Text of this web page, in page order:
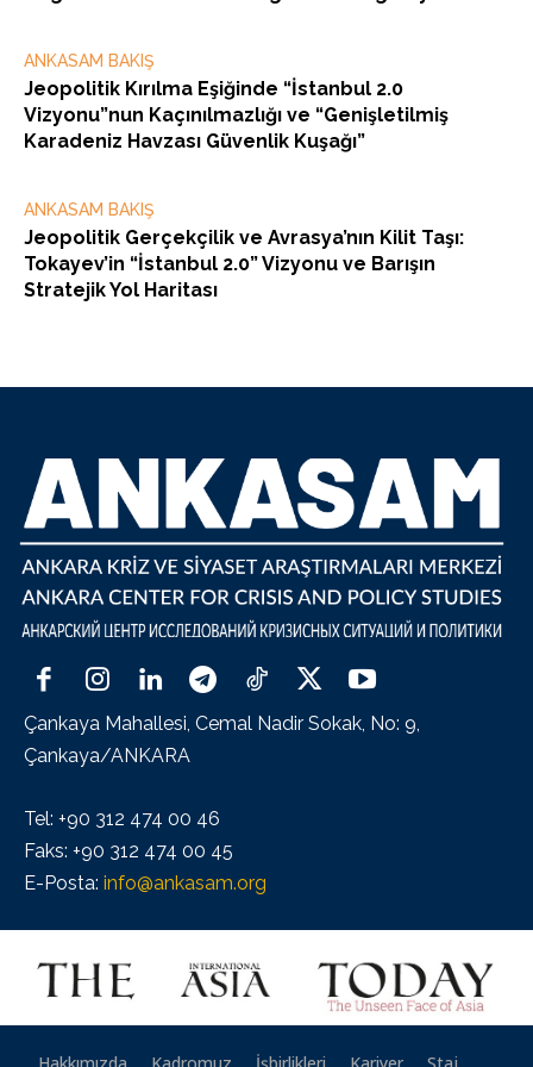
ANKASAM BAKIŞ
Jeopolitik Kırılma Eşiğinde “İstanbul 2.0
Vizyonu”nun Kaçınılmazlığı ve “Genişletilmiş
Karadeniz Havzası Güvenlik Kuşağı”
ANKASAM BAKIŞ
Jeopolitik Gerçekçilik ve Avrasya’nın Kilit Taşı:
Tokayev’in “İstanbul 2.0” Vizyonu ve Barışın
Stratejik Yol Haritası
Çankaya Mahallesi, Cemal Nadir Sokak, No: 9,
Çankaya/ANKARA
Tel: +90 312 474 00 46
Faks: +90 312 474 00 45
E-Posta: info@ankasam.org